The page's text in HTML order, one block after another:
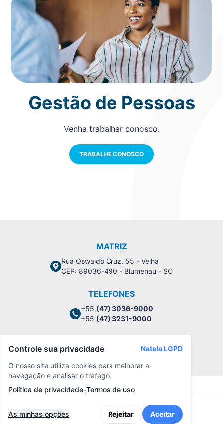
Gestão de Pessoas
Venha trabalhar conosco.
TRABALHE CONOSCO
MATRIZ
Rua Oswaldo Cruz, 55 - Velha
CEP: 89036-490 - Blumenau - SC
TELEFONES
+55 (47) 3036-9000
+55 (47) 3231-9000
Política de Privacidade
Controle sua privacidade
Natela LGPD
O nosso site utiliza cookies para melhorar a
navegação e analisar o tráfego.
Política de privacidade-Termos de uso
As minhas opções Rejeitar Aceitar